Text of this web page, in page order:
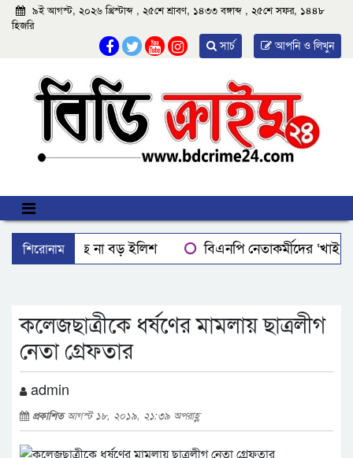
৯ই আগস্ট, ২০২৬ খ্রিস্টাব্দ , ২৫শে শ্রাবণ, ১৪৩৩ বঙ্গাব্দ , ২৫শে সফর, ১৪৪৮
হিজরি
আপনি ও লিখুন
সার্চ
শিরোনাম
বরিশালে মিলছে না বড় ইলিশ
বিএনপি নেতাকর্মীদের ‘খাই
কলেজছাত্রীকে ধর্ষণের মামলায় ছাত্রলীগ
নেতা গ্রেফতার
admin
প্রকাশিতআগস্ট ১৮, ২০১৯, ২১:৩৯ অপরাহ্ণ